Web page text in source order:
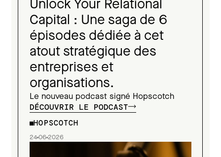
Unlock Your Relational
Capital : Une saga de 6
épisodes dédiée à cet
atout stratégique des
entreprises et
organisations.
Le nouveau podcast signé Hopscotch
DÉCOUVRIR LE PODCAST
HOPSCOTCH
24062026